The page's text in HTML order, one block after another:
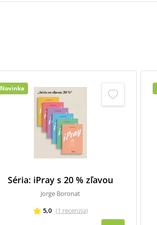
Novinka
Séria: iPray s 20 % zľavou
Jorge Boronat
5,0 (1 recenzia)